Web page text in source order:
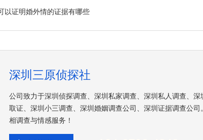
以证明婚外情的证据有哪些
深圳三原侦探社
公司致力于深圳侦探调查、深圳私家调查、深圳私人调查、
取证、深圳小三调查、深圳婚姻调查公司、深圳证据调查公
相调查与情感服务！